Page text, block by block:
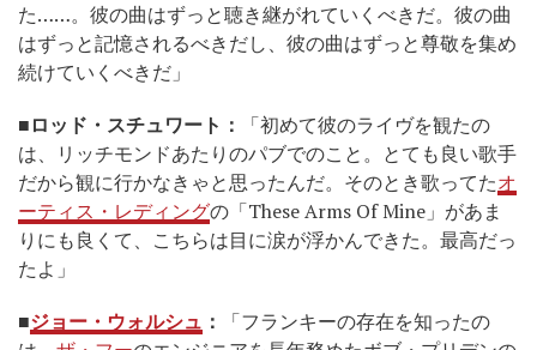
た……。彼の曲はずっと聴き継がれていくべきだ。彼の曲
はずっと記憶されるべきだし、彼の曲はずっと尊敬を集め
続けていくべきだ」
■ロッド・スチュワート：
「初めて彼のライヴを観たの
は、リッチモンドあたりのパブでのこと。とても良い歌手
だから観に行かなきゃと思ったんだ。そのとき歌ってたオ
ーティス・レディングの「These Arms Of Mine」があま
りにも良くて、こちらは目に涙が浮かんできた。最高だっ
たよ」
■ジョー・ウォルシュ ：
「フランキーの存在を知ったの